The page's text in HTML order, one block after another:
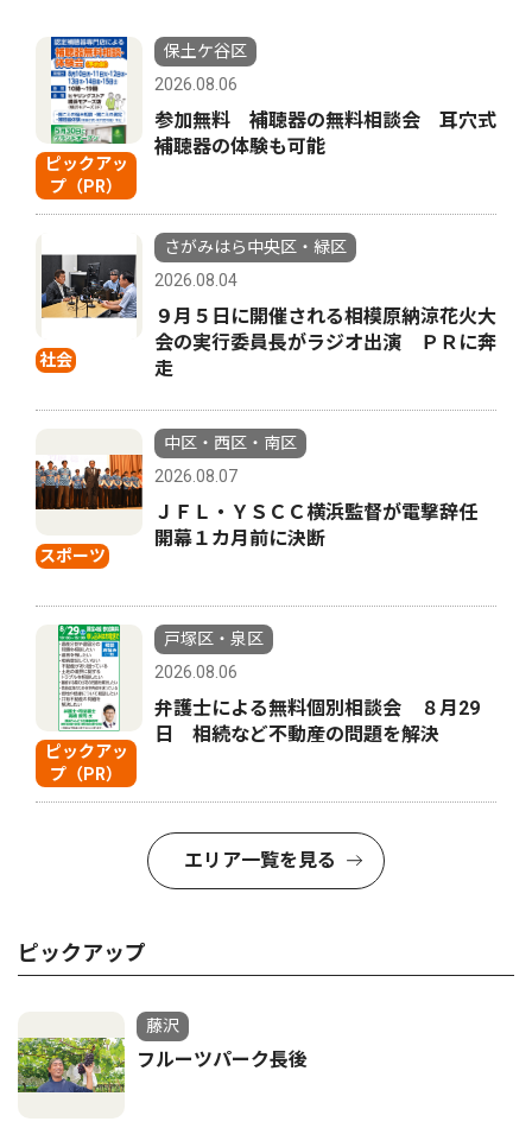
ピックアッ
プ（PR）
保土ケ谷区
2026.08.06
参加無料 補聴器の無料相談会 耳穴式
補聴器の体験も可能
社会
さがみはら中央区・緑区
2026.08.04
９月５日に開催される相模原納涼花火大
会の実行委員長がラジオ出演 ＰＲに奔
走
スポーツ
中区・西区・南区
2026.08.07
ＪＦＬ・ＹＳＣＣ横浜監督が電撃辞任
開幕１カ月前に決断
ピックアッ
プ（PR）
戸塚区・泉区
2026.08.06
弁護士による無料個別相談会 ８月29
日 相続など不動産の問題を解決
エリア一覧を見る
ピックアップ
藤沢
フルーツパーク長後